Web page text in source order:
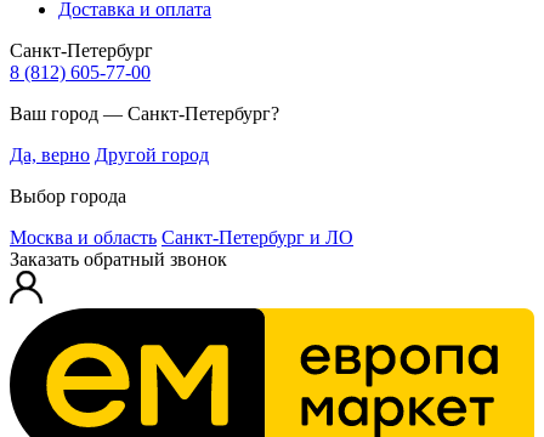
Доставка и оплата
Санкт-Петербург
8 (812) 605-77-00
Ваш город — Санкт-Петербург?
Да, верно Другой город
Выбор города
Москва и область Санкт-Петербург и ЛО
Заказать обратный звонок